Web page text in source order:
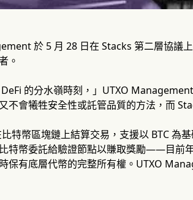
於 5 月 28 日在 Stacks 第二層協議
。
DeFi 的分水嶺時刻，」UTXO
不會犧牲安全性或託管品質的方法，而
特幣區塊鏈上結算交易，支援以 BTC 為
特幣委託給驗證節點以賺取獎勵——目前
有底層代幣的完整所有權。UTXO